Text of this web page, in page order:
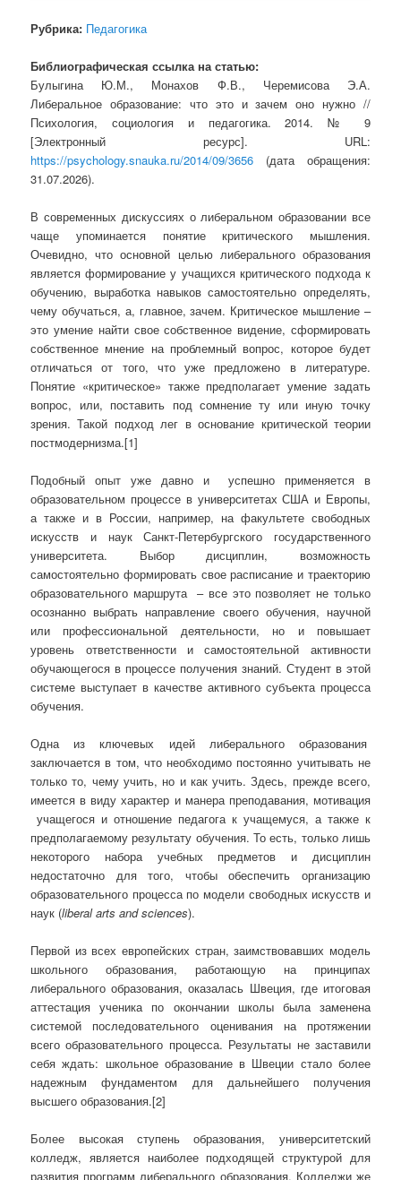
Рубрика: Педагогика
Библиографическая ссылка на статью:
Булыгина Ю.М., Монахов Ф.В., Черемисова Э.А.
Либеральное образование: что это и зачем оно нужно //
Психология, социология и педагогика. 2014. № 9
[Электронный ресурс]. URL:
https://psychology.snauka.ru/2014/09/3656 (дата обращения:
31.07.2026).
В современных дискуссиях о либеральном образовании все
чаще упоминается понятие критического мышления.
Очевидно, что основной целью либерального образования
является формирование у учащихся критического подхода к
обучению, выработка навыков самостоятельно определять,
чему обучаться, а, главное, зачем. Критическое мышление –
это умение найти свое собственное видение, сформировать
собственное мнение на проблемный вопрос, которое будет
отличаться от того, что уже предложено в литературе.
Понятие «критическое» также предполагает умение задать
вопрос, или, поставить под сомнение ту или иную точку
зрения. Такой подход лег в основание критической теории
постмодернизма.[1]
Подобный опыт уже давно и успешно применяется в
образовательном процессе в университетах США и Европы,
а также и в России, например, на факультете свободных
искусств и наук Санкт-Петербургского государственного
университета. Выбор дисциплин, возможность
самостоятельно формировать свое расписание и траекторию
образовательного маршрута – все это позволяет не только
осознанно выбрать направление своего обучения, научной
или профессиональной деятельности, но и повышает
уровень ответственности и самостоятельной активности
обучающегося в процессе получения знаний. Студент в этой
системе выступает в качестве активного субъекта процесса
обучения.
Одна из ключевых идей либерального образования
заключается в том, что необходимо постоянно учитывать не
только то, чему учить, но и как учить. Здесь, прежде всего,
имеется в виду характер и манера преподавания, мотивация
учащегося и отношение педагога к учащемуся, а также к
предполагаемому результату обучения. То есть, только лишь
некоторого набора учебных предметов и дисциплин
недостаточно для того, чтобы обеспечить организацию
образовательного процесса по модели свободных искусств и
наук (liberalartsandsciences).
Первой из всех европейских стран, заимствовавших модель
школьного образования, работающую на принципах
либерального образования, оказалась Швеция, где итоговая
аттестация ученика по окончании школы была заменена
системой последовательного оценивания на протяжении
всего образовательного процесса. Результаты не заставили
себя ждать: школьное образование в Швеции стало более
надежным фундаментом для дальнейшего получения
высшего образования.[2]
Более высокая ступень образования, университетский
колледж, является наиболее подходящей структурой для
развития программ либерального образования. Колледжи же